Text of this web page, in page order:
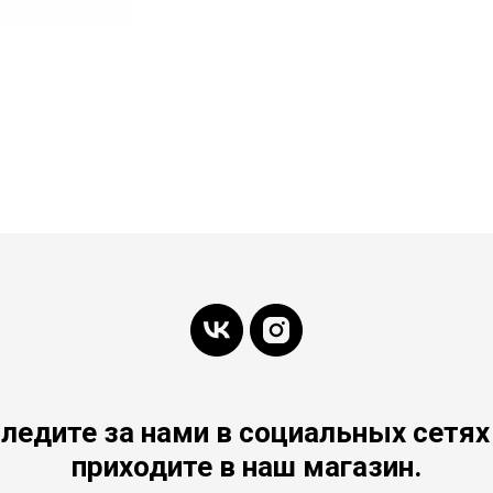
за нами в социальных
приходите в наш магазин.